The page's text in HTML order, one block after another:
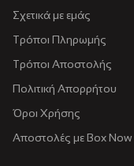
Σχετικά με εμάς
Τρόποι Πληρωμής
Τρόποι Αποστολής
Πολιτική Απορρήτου
Όροι Χρήσης
Αποστολές με Box Now